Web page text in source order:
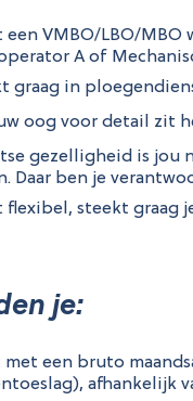
een VMBO/LBO/
A of
graag in
oog voor detail zit
gezelligheid is jou
Daar ben je
flexibel, steekt graag
je:
met een bruto
afhankelijk